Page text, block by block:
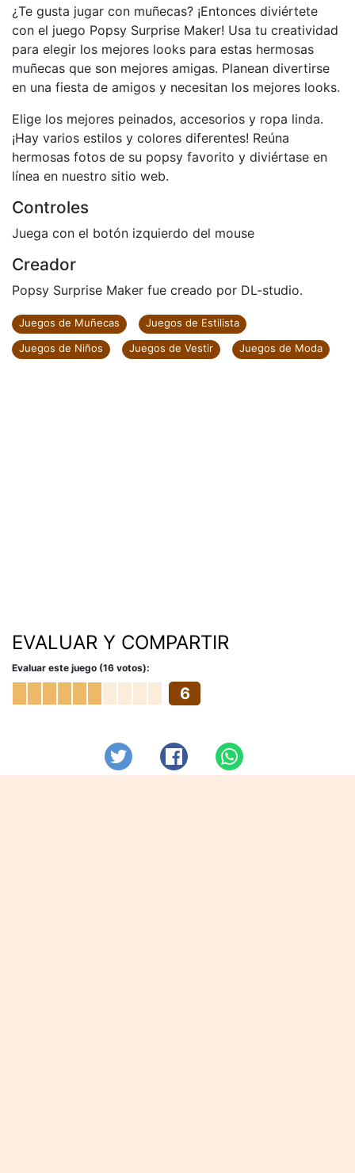
¿Te gusta jugar con muñecas? ¡Entonces diviértete
con el juego Popsy Surprise Maker! Usa tu creatividad
para elegir los mejores looks para estas hermosas
muñecas que son mejores amigas. Planean divertirse
en una fiesta de amigos y necesitan los mejores looks.
Elige los mejores peinados, accesorios y ropa linda.
¡Hay varios estilos y colores diferentes! Reúna
hermosas fotos de su popsy favorito y diviértase en
línea en nuestro sitio web.
Controles
Juega con el botón izquierdo del mouse
Creador
Popsy Surprise Maker fue creado por DL-studio.
Juegos de Muñecas
Juegos de Estilista
Juegos de Niños
Juegos de Vestir Juegos de Moda
EVALUAR Y COMPARTIR
Evaluar este juego (16 votos):
6